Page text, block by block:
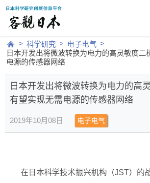
> 科学研究 > 电子电气 >
日本开发出将微波转换为电力的高灵敏度二
电源的传感器网络
日本开发出将微波转换为电力的高
有望实现无需电源的传感器网络
2019年10月08日 电子电气
在日本科学技术振兴机构（JST）的